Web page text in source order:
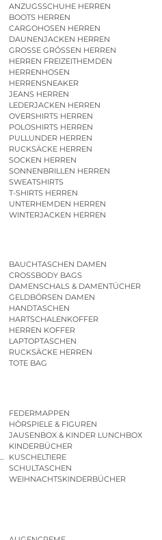
ANZUGSSCHUHE HERREN
BOOTS HERREN
CARGOHOSEN HERREN
DAUNENJACKEN HERREN
GROSSE GRÖSSEN HERREN
HERREN FREIZEITHEMDEN
HERRENHOSEN
HERRENSNEAKER
JEANS HERREN
LEDERJACKEN HERREN
OVERSHIRTS HERREN
POLOSHIRTS HERREN
PULLUNDER HERREN
RUCKSÄCKE HERREN
SOCKEN HERREN
SONNENBRILLEN HERREN
SWEATSHIRTS
T-SHIRTS HERREN
UNTERHEMDEN HERREN
WINTERJACKEN HERREN
BAUCHTASCHEN DAMEN
CROSSBODY BAGS
DAMENSCHALS & DAMENTÜCHER
GELDBÖRSEN DAMEN
HANDTASCHEN
HARTSCHALENKOFFER
HERREN KOFFER
LAPTOPTASCHEN
RUCKSÄCKE HERREN
TOTE BAG
FEDERMAPPEN
HÖRSPIELE & FIGUREN
JAUSENBOX & KINDER LUNCHBOX
KINDERBÜCHER
| KINDERGARTENBEUTEL
KUSCHELTIERE
SCHULTASCHEN
WEIHNACHTSKINDERBÜCHER